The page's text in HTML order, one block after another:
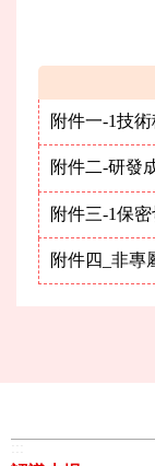
附件一-1技
附件二-研發
附件三-1保
附件四_非專